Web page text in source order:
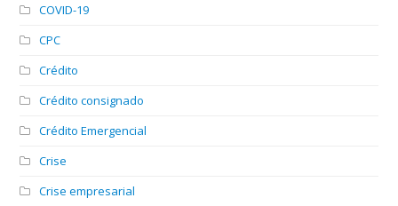
COVID-19
CPC
Crédito
Crédito consignado
Crédito Emergencial
Crise
Crise empresarial